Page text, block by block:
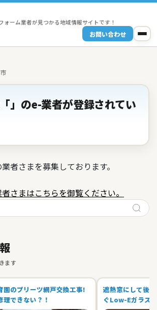
ォーム業者が見つかる地域情報サイトです！
お問い合わせ
」のe-業者が登録されてい
者さまを募集しております。
さまはこちらを御覧ください。
園のプリーツ網戸交換工事!
できない？！
遮熱窓にして後
ぐLow-Eガラス